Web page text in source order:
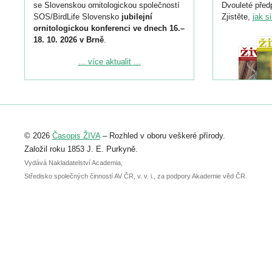
se Slovenskou ornitologickou společností
SOS/BirdLife Slovensko jubilejní
ornitologickou konferenci ve dnech 16.–
18. 10. 2026 v Brně.
Podrobnější informace ke konferenci
Registrovat se můžete do 6. září.
abstraktu přihlášené přednášky nebo
posteru je už 30. června.
... více aktualit ...
Dvouleté
Zjistěte, jak
© 2026 Časopis ŽIVA– Rozhled v oboru veškeré přírody.
Založil roku 1853 J. E. Purkyně.
Vydává Nakladatelství Academia,
Středisko společných činností AV ČR, v. v. i., za podpory Akademie věd ČR.